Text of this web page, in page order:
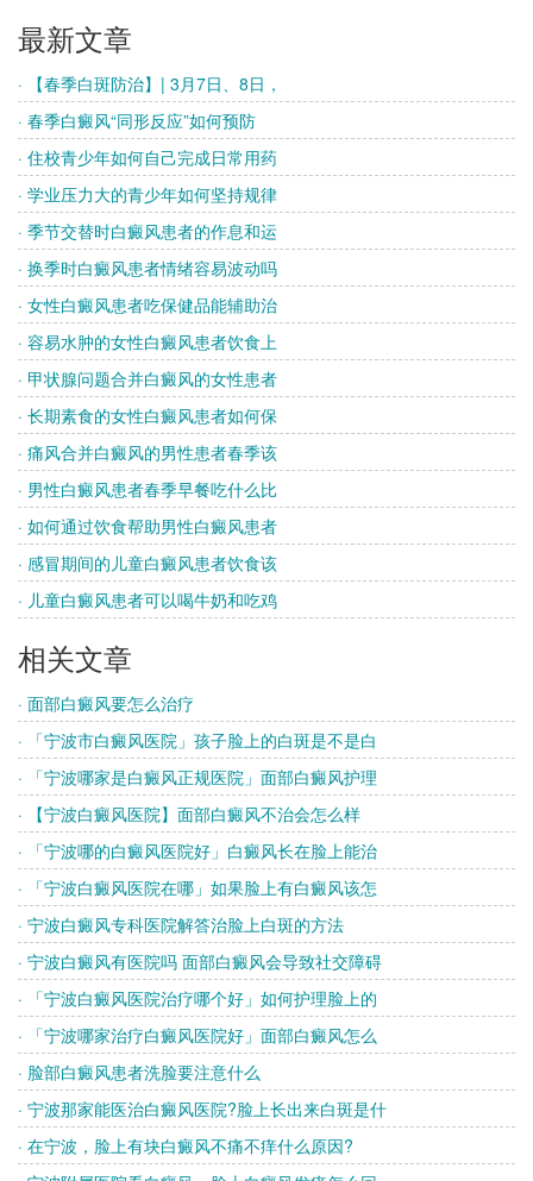
最新文章
· 【春季白斑防治】| 3月7日、8日，
· 春季白癜风“同形反应”如何预防
· 住校青少年如何自己完成日常用药
· 学业压力大的青少年如何坚持规律
· 季节交替时白癜风患者的作息和运
· 换季时白癜风患者情绪容易波动吗
· 女性白癜风患者吃保健品能辅助治
· 容易水肿的女性白癜风患者饮食上
· 甲状腺问题合并白癜风的女性患者
· 长期素食的女性白癜风患者如何保
· 痛风合并白癜风的男性患者春季该
· 男性白癜风患者春季早餐吃什么比
· 如何通过饮食帮助男性白癜风患者
· 感冒期间的儿童白癜风患者饮食该
· 儿童白癜风患者可以喝牛奶和吃鸡
相关文章
· 面部白癜风要怎么治疗
· 「宁波市白癜风医院」孩子脸上的白斑是不是白
· 「宁波哪家是白癜风正规医院」面部白癜风护理
· 【宁波白癜风医院】面部白癜风不治会怎么样
· 「宁波哪的白癜风医院好」白癜风长在脸上能治
· 「宁波白癜风医院在哪」如果脸上有白癜风该怎
· 宁波白癜风专科医院解答治脸上白斑的方法
· 宁波白癜风有医院吗 面部白癜风会导致社交障碍
· 「宁波白癜风医院治疗哪个好」如何护理脸上的
· 「宁波哪家治疗白癜风医院好」面部白癜风怎么
· 脸部白癜风患者洗脸要注意什么
· 宁波那家能医治白癜风医院?脸上长出来白斑是什
· 在宁波，脸上有块白癜风不痛不痒什么原因?